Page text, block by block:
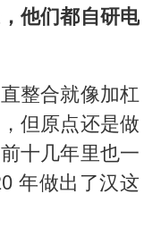
他们都自研电
整合就像加杠
但原点还是做
十几年里也一
年做出了汉这